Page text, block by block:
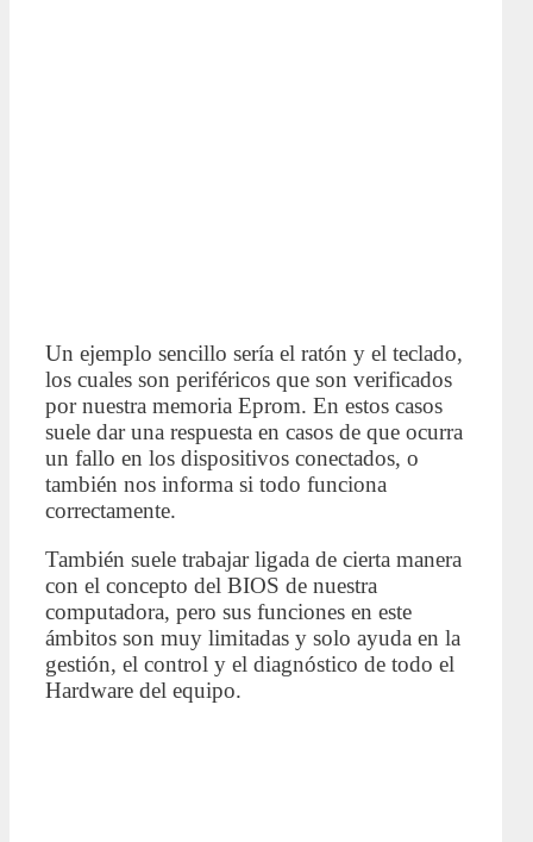
Un ejemplo sencillo sería el ratón y el teclado,
los cuales son periféricos que son verificados
por nuestra memoria Eprom. En estos casos
suele dar una respuesta en casos de que ocurra
un fallo en los dispositivos conectados, o
también nos informa si todo funciona
correctamente.
También suele trabajar ligada de cierta manera
con el concepto del BIOS de nuestra
computadora, pero sus funciones en este
ámbitos son muy limitadas y solo ayuda en la
gestión, el control y el diagnóstico de todo el
Hardware del equipo.